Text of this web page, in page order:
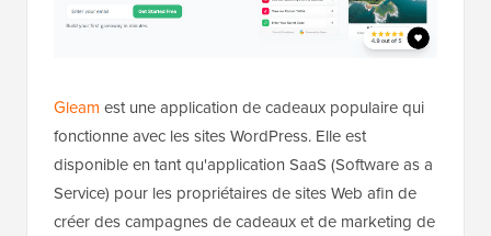
Gleam est une application de cadeaux populaire qui
fonctionne avec les sites WordPress. Elle est
disponible en tant qu'application SaaS (Software as a
Service) pour les propriétaires de sites Web afin de
créer des campagnes de cadeaux et de marketing de